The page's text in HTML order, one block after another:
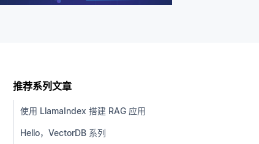
推荐系列文章
使用 LlamaIndex 搭建 RAG 应用
Hello，VectorDB 系列